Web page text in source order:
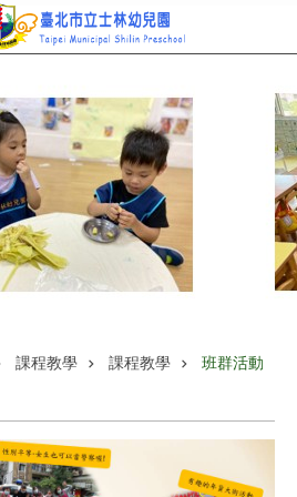
課程教學 課程教學 班群活動